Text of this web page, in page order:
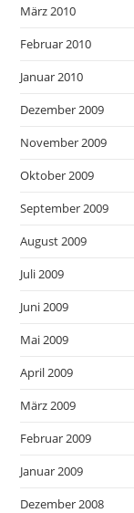
März 2010
Februar 2010
Januar 2010
Dezember 2009
November 2009
Oktober 2009
September 2009
August 2009
Juli 2009
Juni 2009
Mai 2009
April 2009
März 2009
Februar 2009
Januar 2009
Dezember 2008